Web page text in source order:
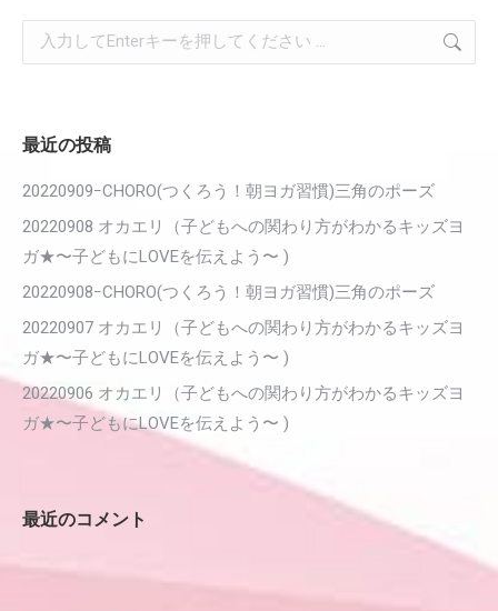
索:
最近の投稿
20220909ｰCHORO(つくろう！朝ヨガ習慣)三角のポーズ
20220908 オカエリ（子どもへの関わり方がわかるキッズヨ
ガ★〜子どもにLOVEを伝えよう〜 )
20220908ｰCHORO(つくろう！朝ヨガ習慣)三角のポーズ
20220907 オカエリ（子どもへの関わり方がわかるキッズヨ
ガ★〜子どもにLOVEを伝えよう〜 )
20220906 オカエリ（子どもへの関わり方がわかるキッズヨ
ガ★〜子どもにLOVEを伝えよう〜 )
最近のコメント